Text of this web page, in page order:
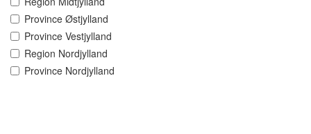
Province Østjylland
Province Vestjylland
Region Nordjylland
Province Nordjylland